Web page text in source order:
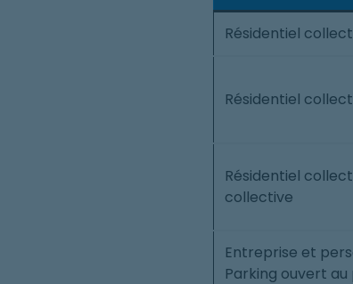
Résidentiel
Résidentiel
Résidentiel
collective
Entreprise et
Parking ouvert au